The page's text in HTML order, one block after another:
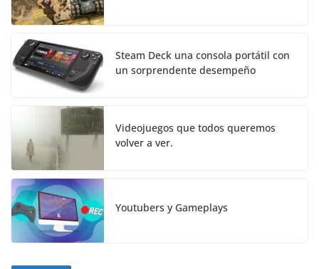
Steam Deck una consola portátil con
un sorprendente desempeño
Videojuegos que todos queremos
volver a ver.
Youtubers y Gameplays